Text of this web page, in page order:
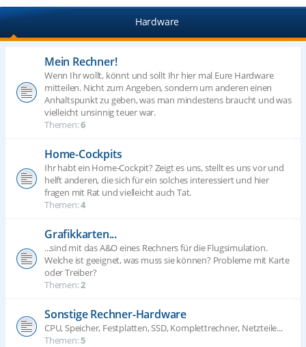
Hardware
Mein Rechner!
Wenn Ihr wollt, könnt und sollt Ihr hier mal Eure Hardware
mitteilen. Nicht zum Angeben, sondern um anderen einen
Anhaltspunkt zu geben, was man mindestens braucht und was
vielleicht unsinnig teuer war.
Themen:6
Home-Cockpits
Ihr habt ein Home-Cockpit? Zeigt es uns, stellt es uns vor und
helft anderen, die sich für ein solches interessiert und hier
fragen mit Rat und vielleicht auch Tat.
Themen:4
Grafikkarten...
...sind mit das A&O eines Rechners für die Flugsimulation.
Welche ist geeignet, was muss sie können? Probleme mit Karte
oder Treiber?
Themen:2
Sonstige Rechner-Hardware
CPU, Speicher, Festplatten, SSD, Komplettrechner, Netzteile...
Themen:5